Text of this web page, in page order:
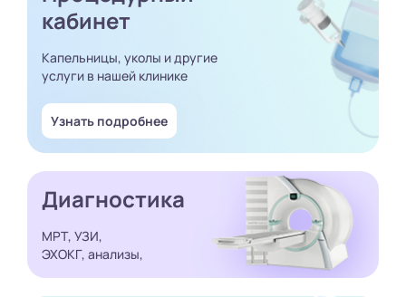
кабинет
Капельницы, уколы и другие
услуги в нашей клинике
Узнать подробнее
Диагностика
МРТ, УЗИ,
ЭХОКГ, анализы,